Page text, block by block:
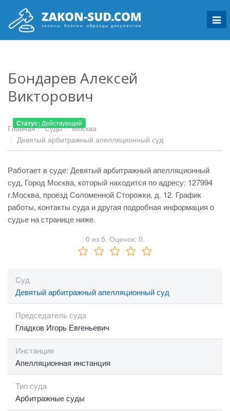
Бондарев Алексей
Викторович
Статус: Действующий
Главная Суды
Москва
Девятый арбитражный апелляционный суд
Работает в суде: Девятый арбитражный апелляционный
суд, Город Москва, который находится по адресу: 127994
г.Москва, проезд Соломенной Сторожки, д. 12. График
работы, контакты суда и другая подробная информация о
судье на странице ниже.
0 из 5. Оценок: 0.
Суд
Девятый арбитражный апелляционный суд
Председатель суда
Гладков Игорь Евгеньевич
Инстанция
Апелляционная инстанция
Тип суда
Арбитражные суды